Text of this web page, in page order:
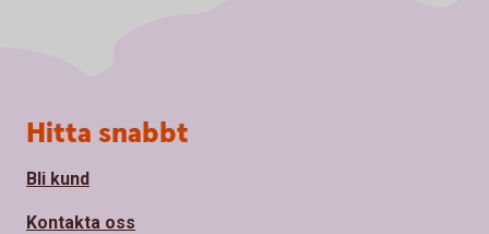
Sidfot
Hitta snabbt
Bli kund
Kontakta oss